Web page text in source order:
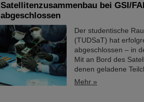
Satellitenzusammenbau bei GSI/
abgeschlossen
Der studentische
(TUDSaT) hat
abgeschlossen – in
Mit an Bord des
denen geladene
Mehr »